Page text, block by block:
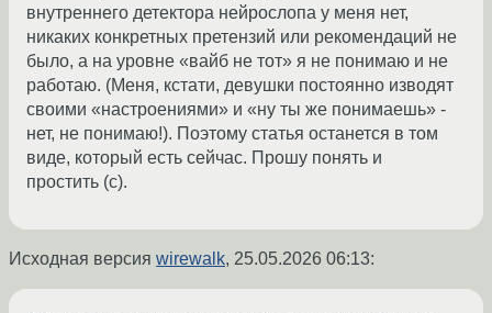
внутреннего детектора нейрослопа у меня нет,
никаких конкретных претензий или рекомендаций не
было, а на уровне «вайб не тот» я не понимаю и не
работаю. (Меня, кстати, девушки постоянно изводят
своими «настроениями» и «ну ты же понимаешь» -
нет, не понимаю!). Поэтому статья останется в том
виде, который есть сейчас. Прошу понять и
простить (с).
Исходная версия wirewalk, 25.05.2026 06:13: